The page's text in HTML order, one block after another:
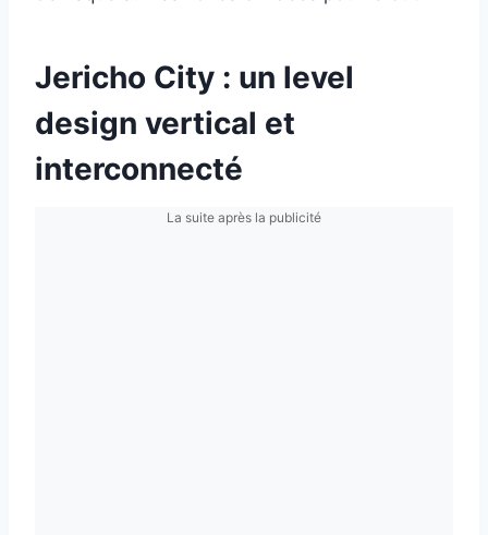
Jericho City : un level
design vertical et
interconnecté
La suite après la publicité